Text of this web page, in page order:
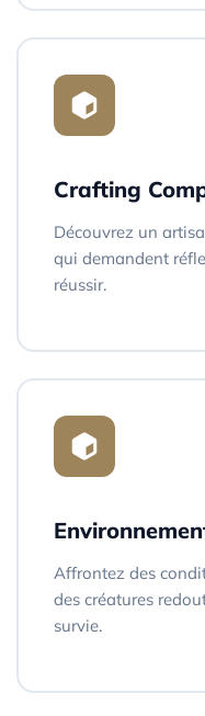
Crafting
Découvrez un
qui demandent
réussir.
Affrontez des
des créatures
survie.